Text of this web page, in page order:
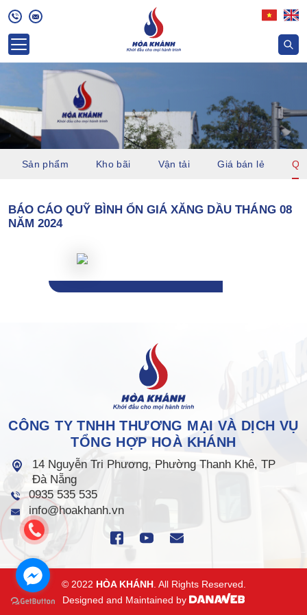
Sản phẩm Kho bãi Vận tải Giá bán lẻ
BÁO CÁO QUỸ BÌNH ỔN GIÁ XĂNG DẦU THÁNG 08
NĂM 2024
CÔNG TY TNHH THƯƠNG MẠI VÀ DỊCH VỤ
TỔNG HỢP HOÀ KHÁNH
14 Nguyễn Tri Phương, Phường Thanh Khê, TP
Đà Nẵng
0935 535 535
info@hoakhanh.vn
© 2022 HÒA KHÁNH. All Rights Reserved.
Designed and Maintained by